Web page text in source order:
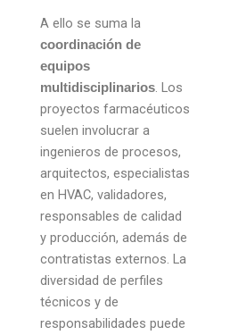
A ello se suma la
coordinación de
equipos
multidisciplinarios. Los
proyectos farmacéuticos
suelen involucrar a
ingenieros de procesos,
arquitectos, especialistas
en HVAC, validadores,
responsables de calidad
y producción, además de
contratistas externos. La
diversidad de perfiles
técnicos y de
responsabilidades puede